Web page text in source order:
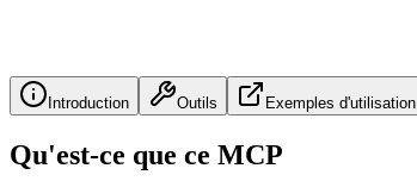
Introduction Outils Exemples d'utilisation
Qu'est-ce que ce MCP